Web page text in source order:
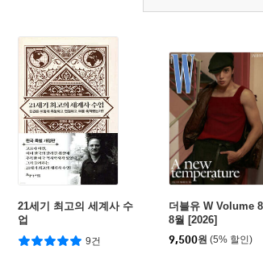
21세기 최고의 세계사 수
업
9건
더블유 W Volume
8월 [2026]
9,500원 (5% 할인)